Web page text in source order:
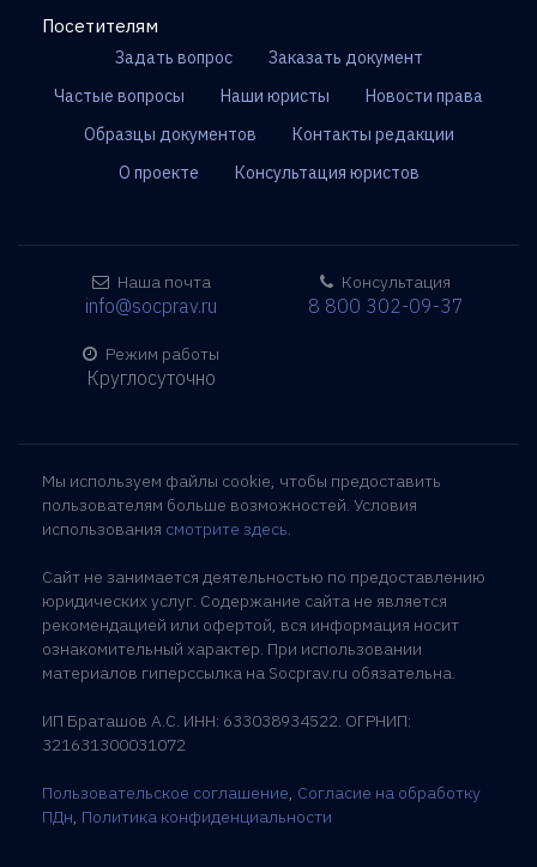
Посетителям
Задать вопрос
Заказать документ
Частые вопросы
Наши юристы
Новости права
Образцы документов
Контакты редакции
О проекте
Консультация юристов
Наша почта
info@socprav.ru
Режим работы
Круглосуточно
Консультация
8 800 302-09-37
Мы используем файлы cookie, чтобы предоставить
пользователям больше возможностей. Условия
использования смотрите здесь.
Сайт не занимается деятельностью по предоставлению
юридических услуг. Содержание сайта не является
рекомендацией или офертой, вся информация носит
ознакомительный характер. При использовании
материалов гиперссылка на Socprav.ru обязательна.
ИП Браташов А.С. ИНН: 633038934522. ОГРНИП:
321631300031072
Пользовательское соглашение, Согласие на обработку
ПДн, Политика конфиденциальности